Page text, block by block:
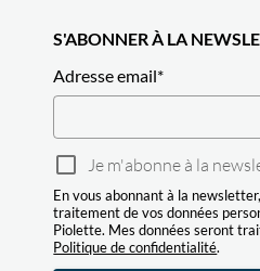
S'ABONNER À LA
Adresse email*
Je m'abonne à la
En vous abonnant à la
traitement de vos données
Piolette. Mes données seront
Politique de confidentialité.